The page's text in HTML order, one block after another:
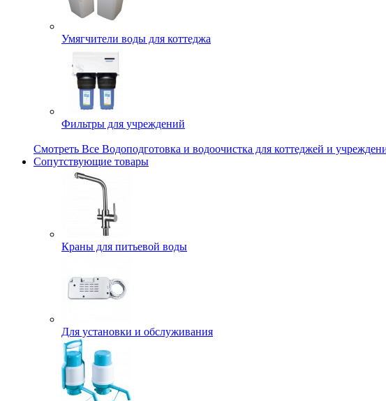
Умягчители воды для коттеджа
Фильтры для учреждений
Смотреть Все Водоподготовка и водоочистка для коттеджей и
Сопутствующие товары
Краны для питьевой воды
Для установки и обслуживания